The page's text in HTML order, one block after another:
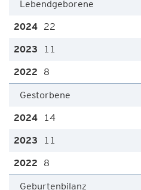
Lebendgeborene
22
11
8
Gestorbene
14
11
8
Geburtenbilanz